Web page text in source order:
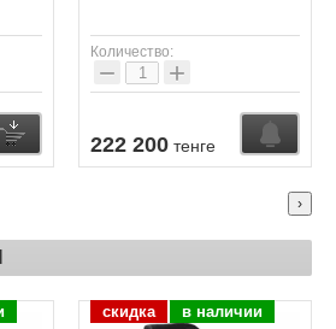
Количество:
− +
222 200 тенге
Купить
›
скидка в наличии